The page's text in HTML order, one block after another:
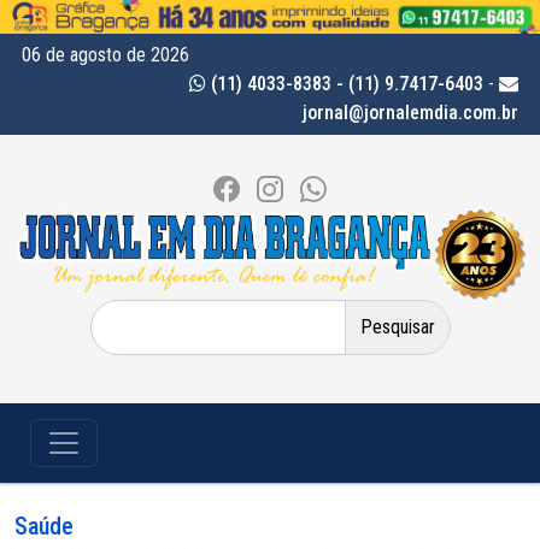
06 de agosto de 2026
(11) 4033-8383 - (11) 9.7417-6403 -
jornal@jornalemdia.com.br
Pesquisar
por:
Saúde